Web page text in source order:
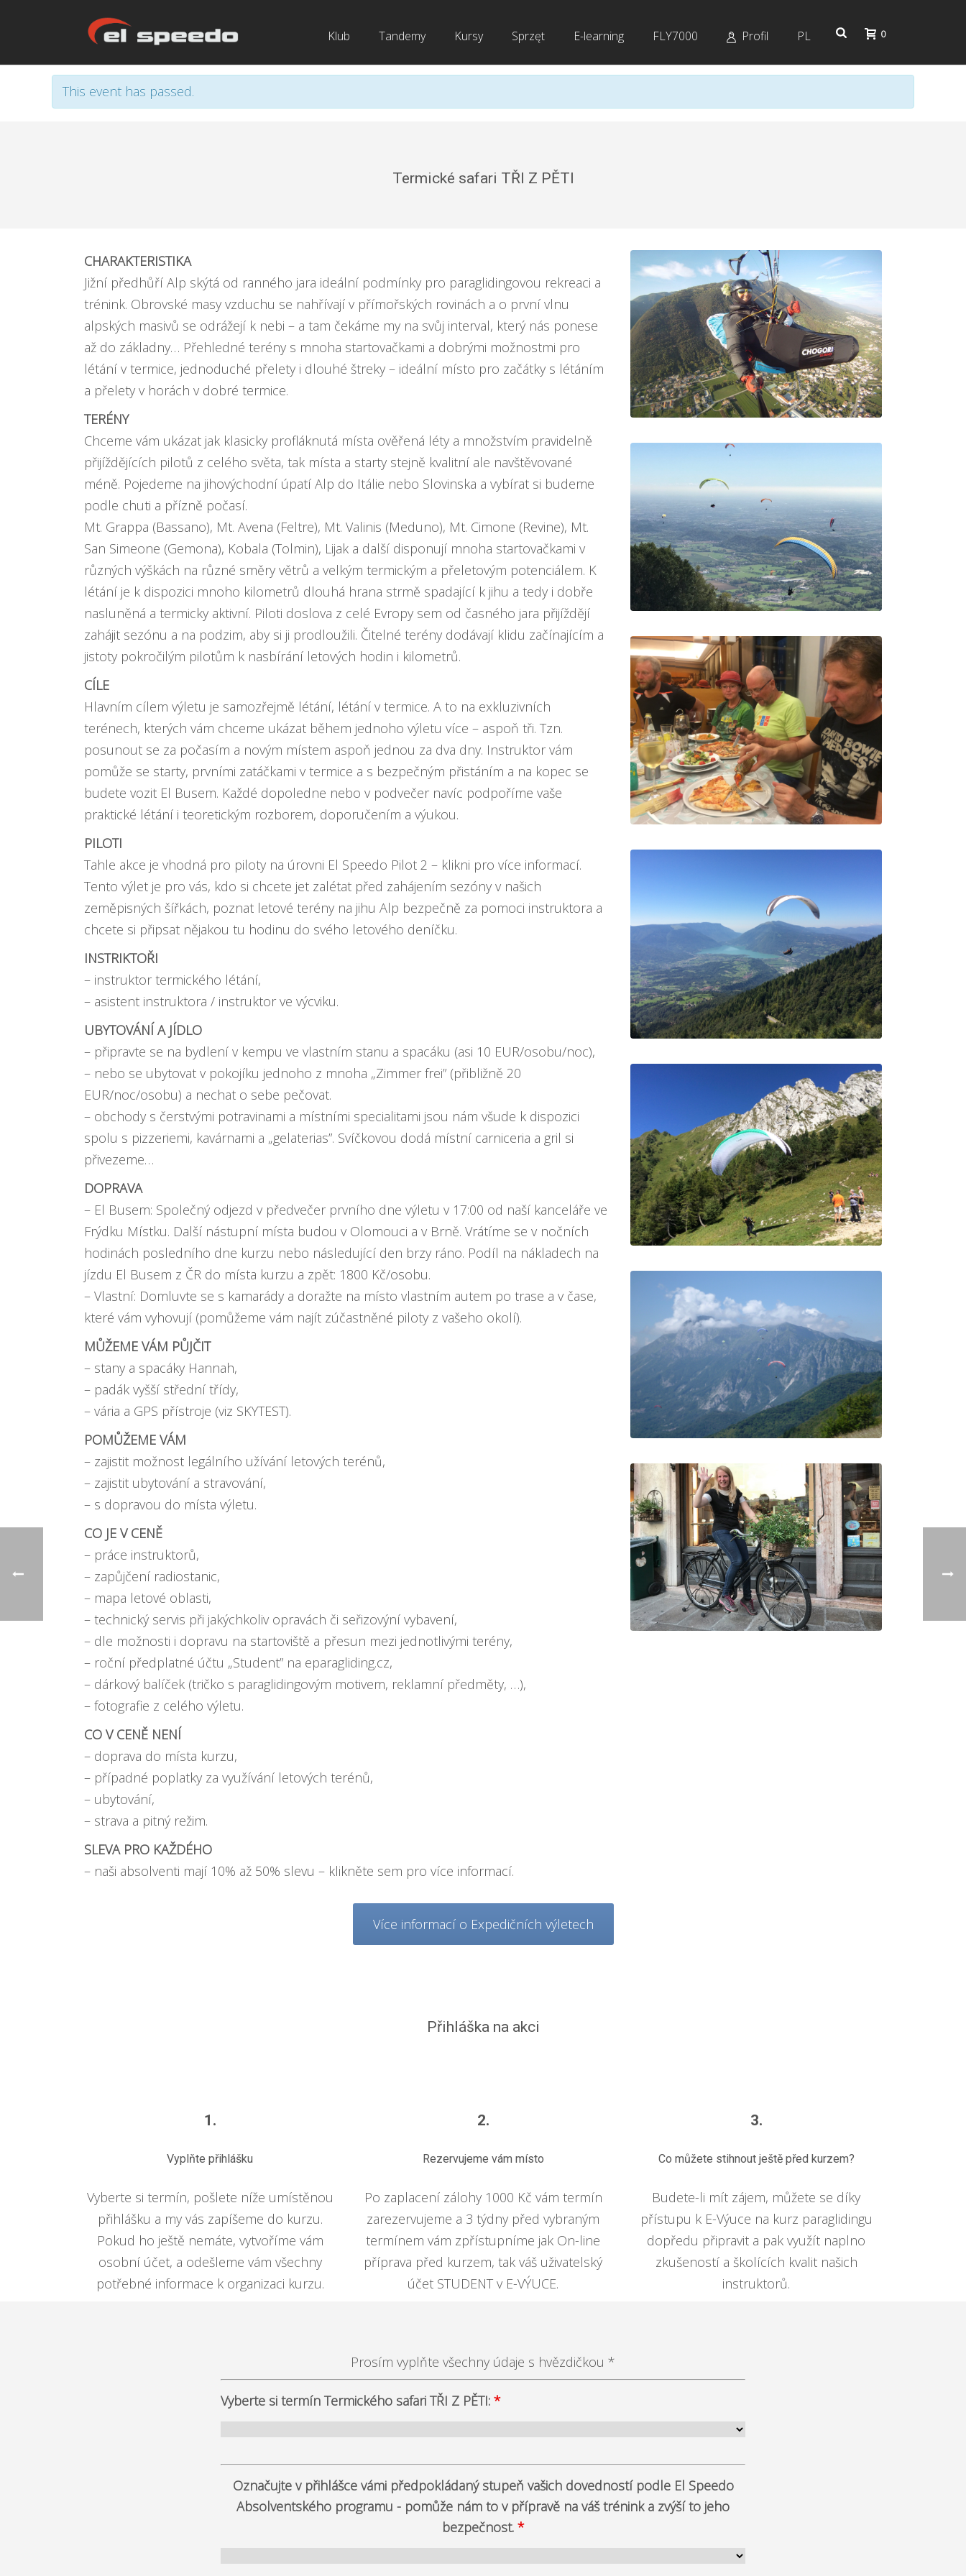
Klub Tandemy Kursy Sprzęt E-learning FLY7000 Profil PL 0
This event has passed.
Termické safari TŘI Z PĚTI
CHARAKTERISTIKA
Jižní předhůří Alp skýtá od ranného jara ideální podmínky pro paraglidingovou rekreaci a
trénink. Obrovské masy vzduchu se nahřívají v přímořských rovinách a o první vlnu
alpských masivů se odrážejí k nebi – a tam čekáme my na svůj interval, který nás ponese
až do základny… Přehledné terény s mnoha startovačkami a dobrými možnostmi pro
létání v termice, jednoduché přelety i dlouhé štreky – ideální místo pro začátky s létáním
a přelety v horách v dobré termice.
TERÉNY
Chceme vám ukázat jak klasicky profláknutá místa ověřená léty a množstvím pravidelně
přijíždějících pilotů z celého světa, tak místa a starty stejně kvalitní ale navštěvované
méně. Pojedeme na jihovýchodní úpatí Alp do Itálie nebo Slovinska a vybírat si budeme
podle chuti a přízně počasí.
Mt. Grappa (Bassano), Mt. Avena (Feltre), Mt. Valinis (Meduno), Mt. Cimone (Revine), Mt.
San Simeone (Gemona), Kobala (Tolmin), Lijak a další disponují mnoha startovačkami v
různých výškách na různé směry větrů a velkým termickým a přeletovým potenciálem. K
létání je k dispozici mnoho kilometrů dlouhá hrana strmě spadající k jihu a tedy i dobře
nasluněná a termicky aktivní. Piloti doslova z celé Evropy sem od časného jara přijíždějí
zahájit sezónu a na podzim, aby si ji prodloužili. Čitelné terény dodávají klidu začínajícím a
jistoty pokročilým pilotům k nasbírání letových hodin i kilometrů.
CÍLE
Hlavním cílem výletu je samozřejmě létání, létání v termice. A to na exkluzivních
terénech, kterých vám chceme ukázat během jednoho výletu více – aspoň tři. Tzn.
posunout se za počasím a novým místem aspoň jednou za dva dny. Instruktor vám
pomůže se starty, prvními zatáčkami v termice a s bezpečným přistáním a na kopec se
budete vozit El Busem. Každé dopoledne nebo v podvečer navíc podpoříme vaše
praktické létání i teoretickým rozborem, doporučením a výukou.
PILOTI
Tahle akce je vhodná pro piloty na úrovni El Speedo Pilot 2 – klikni pro více informací.
Tento výlet je pro vás, kdo si chcete jet zalétat před zahájením sezóny v našich
zeměpisných šířkách, poznat letové terény na jihu Alp bezpečně za pomoci instruktora a
chcete si připsat nějakou tu hodinu do svého letového deníčku.
INSTRIKTOŘI
– instruktor termického létání,
– asistent instruktora / instruktor ve výcviku.
UBYTOVÁNÍ A JÍDLO
– připravte se na bydlení v kempu ve vlastním stanu a spacáku (asi 10 EUR/osobu/noc),
– nebo se ubytovat v pokojíku jednoho z mnoha „Zimmer frei” (přibližně 20
EUR/noc/osobu) a nechat o sebe pečovat.
– obchody s čerstvými potravinami a místními specialitami jsou nám všude k dispozici
spolu s pizzeriemi, kavárnami a „gelaterias”. Svíčkovou dodá místní carniceria a gril si
přivezeme…
DOPRAVA
– El Busem: Společný odjezd v předvečer prvního dne výletu v 17:00 od naší kanceláře ve
Frýdku Místku. Další nástupní místa budou v Olomouci a v Brně. Vrátíme se v nočních
hodinách posledního dne kurzu nebo následující den brzy ráno. Podíl na nákladech na
jízdu El Busem z ČR do místa kurzu a zpět: 1800 Kč/osobu.
– Vlastní: Domluvte se s kamarády a doražte na místo vlastním autem po trase a v čase,
které vám vyhovují (pomůžeme vám najít zúčastněné piloty z vašeho okolí).
MŮŽEME VÁM PŮJČIT
– stany a spacáky Hannah,
– padák vyšší střední třídy,
– vária a GPS přístroje (viz SKYTEST).
POMŮŽEME VÁM
– zajistit možnost legálního užívání letových terénů,
– zajistit ubytování a stravování,
– s dopravou do místa výletu.
CO JE V CENĚ
– práce instruktorů,
– zapůjčení radiostanic,
– mapa letové oblasti,
– technický servis při jakýchkoliv opravách či seřizovýní vybavení,
– dle možnosti i dopravu na startoviště a přesun mezi jednotlivými terény,
– roční předplatné účtu „Student” na eparagliding.cz,
– dárkový balíček (tričko s paraglidingovým motivem, reklamní předměty, …),
– fotografie z celého výletu.
CO V CENĚ NENÍ
– doprava do místa kurzu,
– případné poplatky za využívání letových terénů,
– ubytování,
– strava a pitný režim.
SLEVA PRO KAŽDÉHO
– naši absolventi mají 10% až 50% slevu – klikněte sem pro více informací.
Více informací o Expedičních výletech
Přihláška na akci
1.
Vyplňte přihlášku
Vyberte si termín, pošlete níže umístěnou
přihlášku a my vás zapíšeme do kurzu.
Pokud ho ještě nemáte, vytvoříme vám
osobní účet, a odešleme vám všechny
potřebné informace k organizaci kurzu.
2.
Rezervujeme vám místo
Po zaplacení zálohy 1000 Kč vám termín
zarezervujeme a 3 týdny před vybraným
termínem vám zpřístupníme jak On-line
příprava před kurzem, tak váš uživatelský
účet STUDENT v E-VÝUCE.
3.
Co můžete stihnout ještě před kurzem?
Budete-li mít zájem, můžete se díky
přístupu k E-Výuce na kurz paraglidingu
dopředu připravit a pak využít naplno
zkušeností a školících kvalit našich
instruktorů.
Prosím vyplňte všechny údaje s hvězdičkou *
Vyberte si termín Termického safari TŘI Z PĚTI: *
Označujte v přihlášce vámi předpokládaný stupeň vašich dovedností podle El Speedo
Absolventského programu - pomůže nám to v přípravě na váš trénink a zvýší to jeho
bezpečnost. *